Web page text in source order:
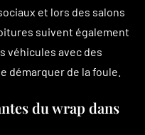
et lors des salons
suivent également
véhicules avec des
démarquer de la foule.
du wrap dans